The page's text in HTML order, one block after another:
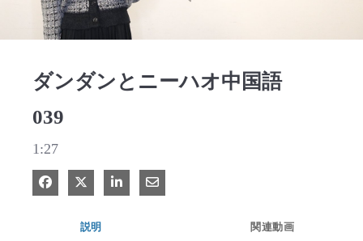
ダンダンとニーハオ中国語
039
1:27
Facebook で共有
Xで共有する
LinkedIn で共有
電子メールで共有
説明 関連動画